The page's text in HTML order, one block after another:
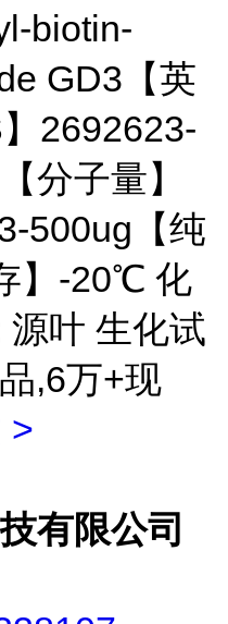
biotin-
GD3【英
2692623-
分子量】
500ug【纯
】-20℃ 化
叶 生化试
,6万+现
>
有限公司